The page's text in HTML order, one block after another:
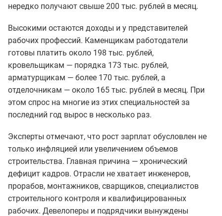
нередко получают свыше 200 тыс. рублей в месяц.
Высокими остаются доходы и у представителей
рабочих профессий. Каменщикам работодатели
готовы платить около 198 тыс. рублей,
кровельщикам — порядка 173 тыс. рублей,
арматурщикам — более 170 тыс. рублей, а
отделочникам — около 165 тыс. рублей в месяц. При
этом спрос на многие из этих специальностей за
последний год вырос в несколько раз.
Эксперты отмечают, что рост зарплат обусловлен не
только инфляцией или увеличением объемов
строительства. Главная причина — хронический
дефицит кадров. Отрасли не хватает инженеров,
прорабов, монтажников, сварщиков, специалистов
строительного контроля и квалифицированных
рабочих. Девелоперы и подрядчики вынуждены